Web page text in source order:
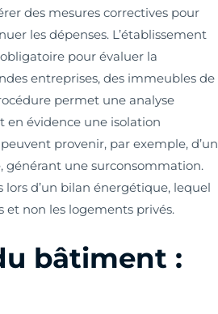
des mesures correctives pour
les dépenses. L’établissement
pour évaluer la
entreprises, des immeubles de
permet une analyse
en évidence une isolation
provenir, par exemple, d’un
générant une surconsommation.
d’un bilan énergétique, lequel
non les logements privés.
bâtiment :